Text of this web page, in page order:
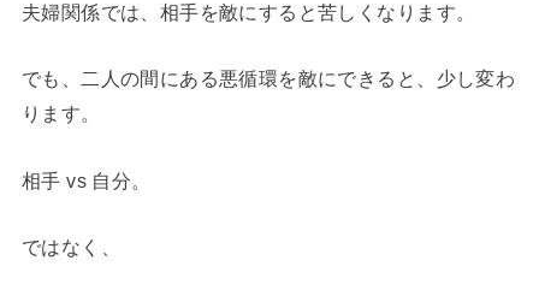
夫婦関係では、相手を敵にすると苦しくなります。
でも、二人の間にある悪循環を敵にできると、少し変わ
ります。
相手 vs 自分。
ではなく、